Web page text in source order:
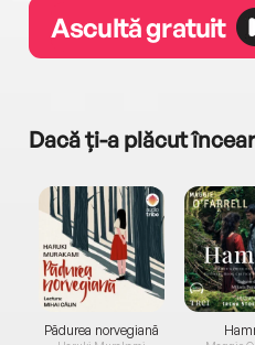
Ascultă gratuit
Dacă ți-a plăcut
Pădurea norvegiană